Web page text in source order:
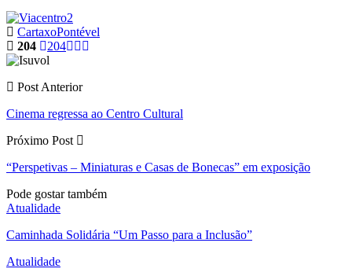
CartaxoPontével
204
204
Post Anterior
Cinema regressa ao Centro Cultural
Próximo Post
“Perspetivas – Miniaturas e Casas de Bonecas” em exposição
Pode gostar também
Atualidade
Caminhada Solidária “Um Passo para a Inclusão”
Atualidade